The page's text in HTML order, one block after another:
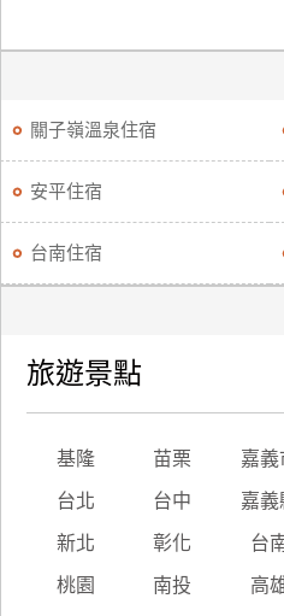
關子嶺溫泉住宿
安平住宿
台南住宿
旅遊景點
基隆 苗栗 嘉義
台北 台中 嘉義
新北 彰化 台
桃園 南投 高